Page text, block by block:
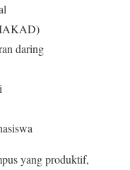
daring
yang produktif,